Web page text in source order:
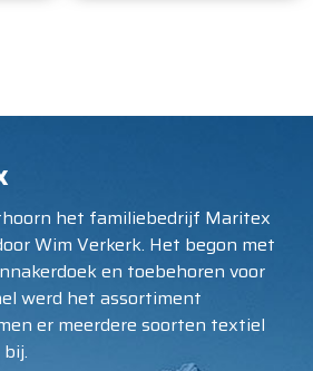
het familiebedrijf Maritex
Wim Verkerk. Het begon met
en toebehoren voor
werd het assortiment
er meerdere soorten textiel